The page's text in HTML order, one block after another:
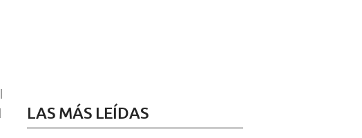
LAS MÁS LEÍDAS